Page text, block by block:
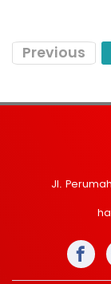
Previous
Jl.